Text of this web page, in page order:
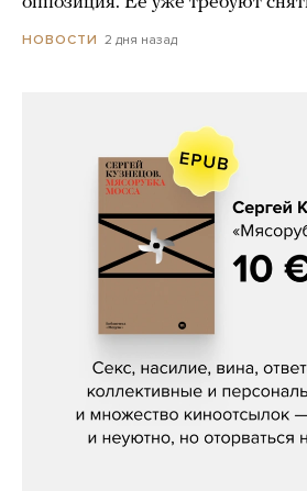
НОВОСТИ 2 дня назад
Сергей Кузнецов,